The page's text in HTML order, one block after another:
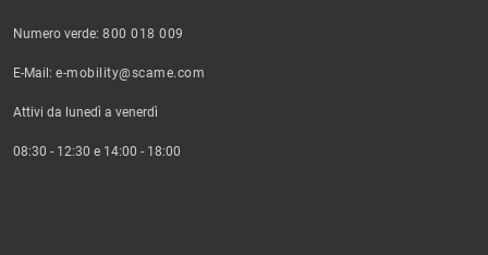
Numero verde: 800 018 009
E-Mail: e-mobility@scame.com
Attivi da lunedì a venerdì
08:30 - 12:30 e 14:00 - 18:00